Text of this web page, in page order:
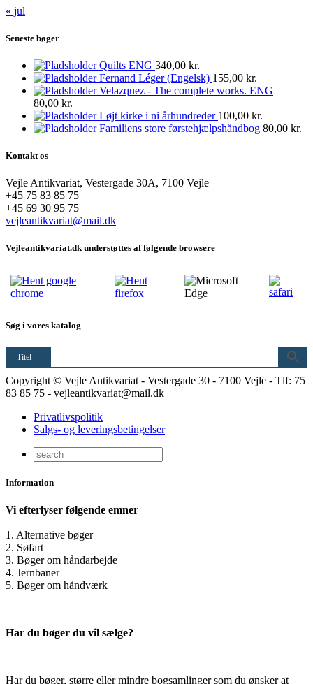
« jul
Seneste bøger
Quilts ENG 340,00 kr.
Fernand Léger (Engelsk) 155,00 kr.
Velazquez - The complete works. ENG
80,00 kr.
Løjt kirke i ni århundreder 100,00 kr.
Familiens store førstehjælpshåndbog 80,00 kr.
Kontakt os
Vejle Antikvariat, Vestergade 30A, 7100 Vejle
+45 75 83 85 75
+45 69 30 95 75
vejleantikvariat@mail.dk
Vejleantikvariat.dk understøttes af følgende browsere
Søg i vores katalog
Titel
Copyright © Vejle Antikvariat - Vestergade 30 - 7100 Vejle - Tlf: 75
83 85 75 - vejleantikvariat@mail.dk
Privatlivspolitik
Salgs- og leveringsbetingelser
Information
Vi efterlyser følgende emner
1. Alternative bøger
2. Søfart
3. Bøger om håndarbejde
4. Jernbaner
5. Bøger om håndværk
Har du bøger du vil sælge?
Har du bøger, større eller mindre bogsamlinger som du ønsker at